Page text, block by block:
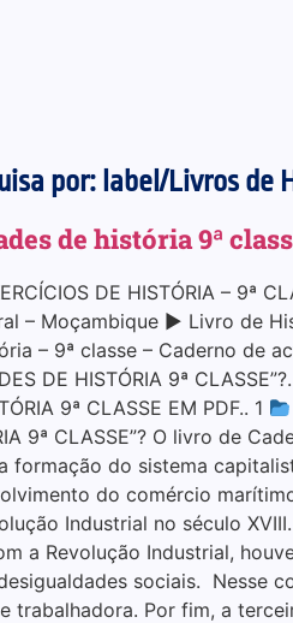
por: label/Livros de
de história 9ª
DE HISTÓRIA – 9ª
– Moçambique ▶ Livro de
– 9ª classe – Caderno de
DE HISTÓRIA 9ª
9ª CLASSE EM PDF.. 1
9ª CLASSE”? O livro de
formação do sistema
do comércio
Industrial no século
a Revolução Industrial,
sociais. Nesse
trabalhadora. Por fim, a